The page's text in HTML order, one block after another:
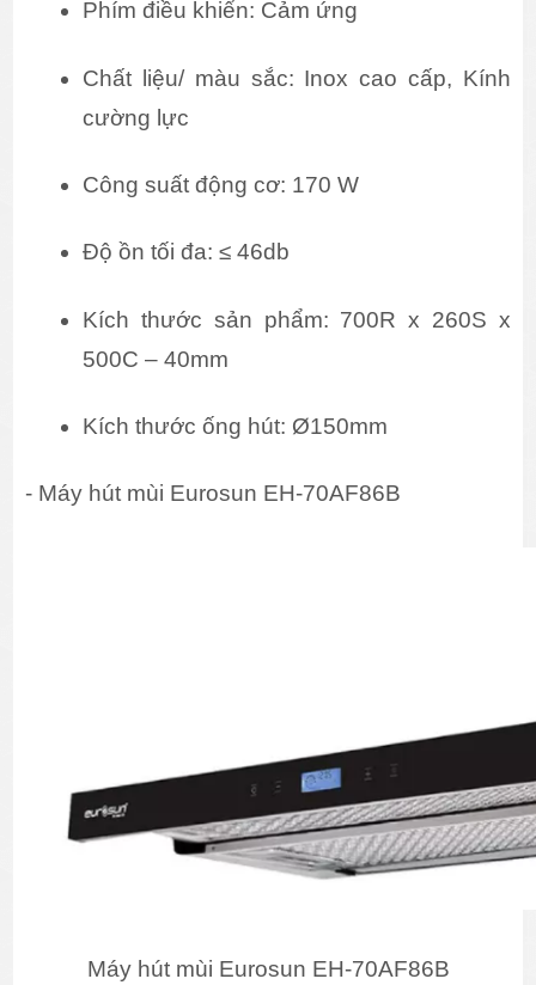
Phím điều khiển: Cảm ứng
Chất liệu/ màu sắc: Inox cao cấp, Kính
cường lực
Công suất động cơ: 170 W
Độ ồn tối đa: ≤ 46db
Kích thước sản phẩm: 700R x 260S x
500C – 40mm
Kích thước ống hút: Ø150mm
- Máy hút mùi Eurosun EH-70AF86B
Máy hút mùi Eurosun EH-70AF86B